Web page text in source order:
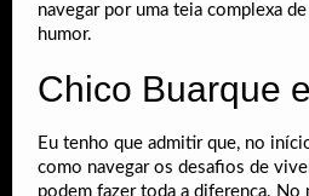
navegar por uma teia complexa
humor.
Chico Buarque
Eu tenho que admitir que, no
como navegar os desafios de
podem fazer toda a diferença.